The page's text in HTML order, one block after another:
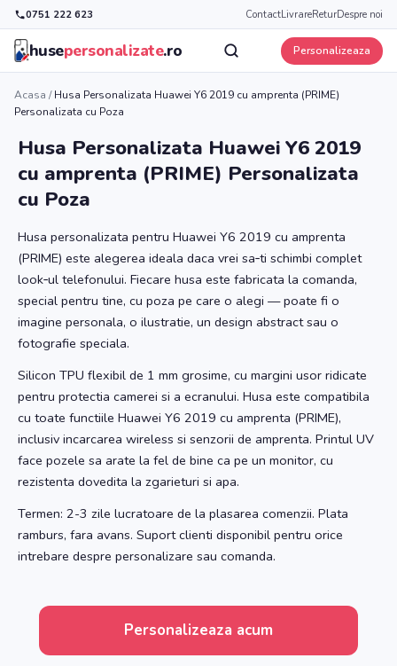
0751 222 623 ContactLivrareReturDespre noi
husepersonalizate.ro Personalizeaza
Acasa /Husa Personalizata Huawei Y6 2019 cu amprenta (PRIME)
Personalizata cu Poza
Husa Personalizata Huawei Y6 2019
cu amprenta (PRIME) Personalizata
cu Poza
Husa personalizata pentru Huawei Y6 2019 cu amprenta
(PRIME) este alegerea ideala daca vrei sa‑ti schimbi complet
look‑ul telefonului. Fiecare husa este fabricata la comanda,
special pentru tine, cu poza pe care o alegi — poate fi o
imagine personala, o ilustratie, un design abstract sau o
fotografie speciala.
Silicon TPU flexibil de 1 mm grosime, cu margini usor ridicate
pentru protectia camerei si a ecranului. Husa este compatibila
cu toate functiile Huawei Y6 2019 cu amprenta (PRIME),
inclusiv incarcarea wireless si senzorii de amprenta. Printul UV
face pozele sa arate la fel de bine ca pe un monitor, cu
rezistenta dovedita la zgarieturi si apa.
Termen: 2-3 zile lucratoare de la plasarea comenzii. Plata
ramburs, fara avans. Suport clienti disponibil pentru orice
intrebare despre personalizare sau comanda.
Personalizeaza acum